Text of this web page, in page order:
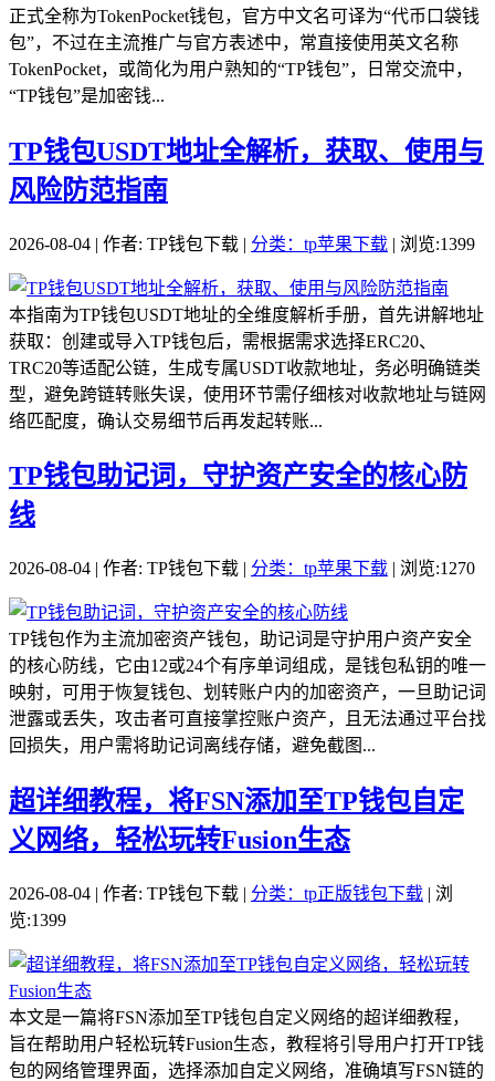
正式全称为TokenPocket钱包，官方中文名可译为“代币口袋钱
包”，不过在主流推广与官方表述中，常直接使用英文名称
TokenPocket，或简化为用户熟知的“TP钱包”，日常交流中，
“TP钱包”是加密钱...
TP钱包USDT地址全解析，获取、使用与
风险防范指南
2026-08-04 | 作者: TP钱包下载 | 分类：tp苹果下载 | 浏览:1399
本指南为TP钱包USDT地址的全维度解析手册，首先讲解地址
获取：创建或导入TP钱包后，需根据需求选择ERC20、
TRC20等适配公链，生成专属USDT收款地址，务必明确链类
型，避免跨链转账失误，使用环节需仔细核对收款地址与链网
络匹配度，确认交易细节后再发起转账...
TP钱包助记词，守护资产安全的核心防
线
2026-08-04 | 作者: TP钱包下载 | 分类：tp苹果下载 | 浏览:1270
TP钱包作为主流加密资产钱包，助记词是守护用户资产安全
的核心防线，它由12或24个有序单词组成，是钱包私钥的唯一
映射，可用于恢复钱包、划转账户内的加密资产，一旦助记词
泄露或丢失，攻击者可直接掌控账户资产，且无法通过平台找
回损失，用户需将助记词离线存储，避免截图...
超详细教程，将FSN添加至TP钱包自定
义网络，轻松玩转Fusion生态
2026-08-04 | 作者: TP钱包下载 | 分类：tp正版钱包下载 | 浏
览:1399
本文是一篇将FSN添加至TP钱包自定义网络的超详细教程，
旨在帮助用户轻松玩转Fusion生态，教程将引导用户打开TP钱
包的网络管理界面，选择添加自定义网络，准确填写FSN链的